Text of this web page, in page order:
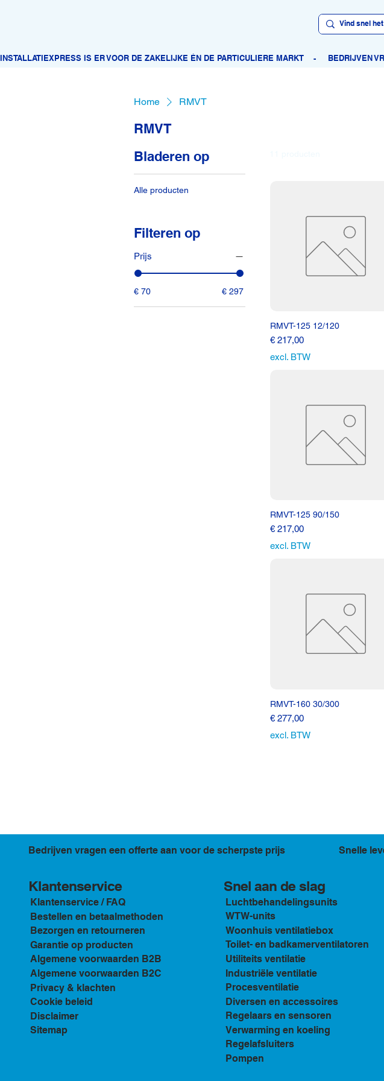
Home RMVT
RMVT
Bladeren op
Alle producten
Filteren op
Prijs
€ 70 € 297
RMVT-125 12/120
Prijs
€ 217,00
excl. BTW
RMVT-125 90/150
Prijs
€ 217,00
excl. BTW
RMVT-160 30/300
Prijs
€ 277,00
excl. BTW
Klantenservice
Klantenservice / FAQ
Bestellen en betaalmethoden
Bezorgen en retourneren
Garantie op producten
Algemene voorwaarden B2B
Algemene voorwaarden B2C
Privacy & klachten
Cookie beleid
Disclaimer
Sitemap
Bedrijven vragen een offerte aan voor de scherpste prijs Snelle
Snel aan de slag
Luchtbehandelingsunits
WTW-units
Woonhuis ventilatiebox
Toilet- en badkamerventilatoren
Utiliteits ventilatie
Industriële ventilatie
Procesventilatie
Diversen en accessoires
Regelaars en sensoren
Verwarming en koeling
Regelafsluiters
Pompen